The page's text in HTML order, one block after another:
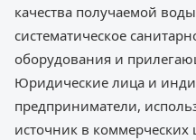
качества получаемой
систематическое
оборудования и
Юридические лица и
предприниматели,
источник в